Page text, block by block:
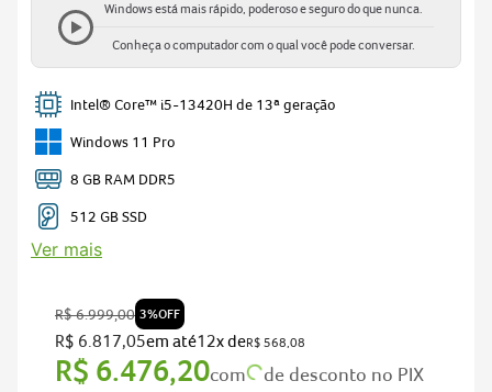
notebook acer aspire go 15
Windows está mais rápido, poderoso e seguro do que nunca.
Conheça o computador com o qual você pode conversar.
Intel® Core™ i5-13420H de 13ª geração
Windows 11 Pro
8 GB RAM DDR5
512 GB SSD
Ver mais
R$6.999,00 3%OFF
R$ 6.817,05em até12x deR$ 568,08
R$ 6.476,20com
de desconto no PIX